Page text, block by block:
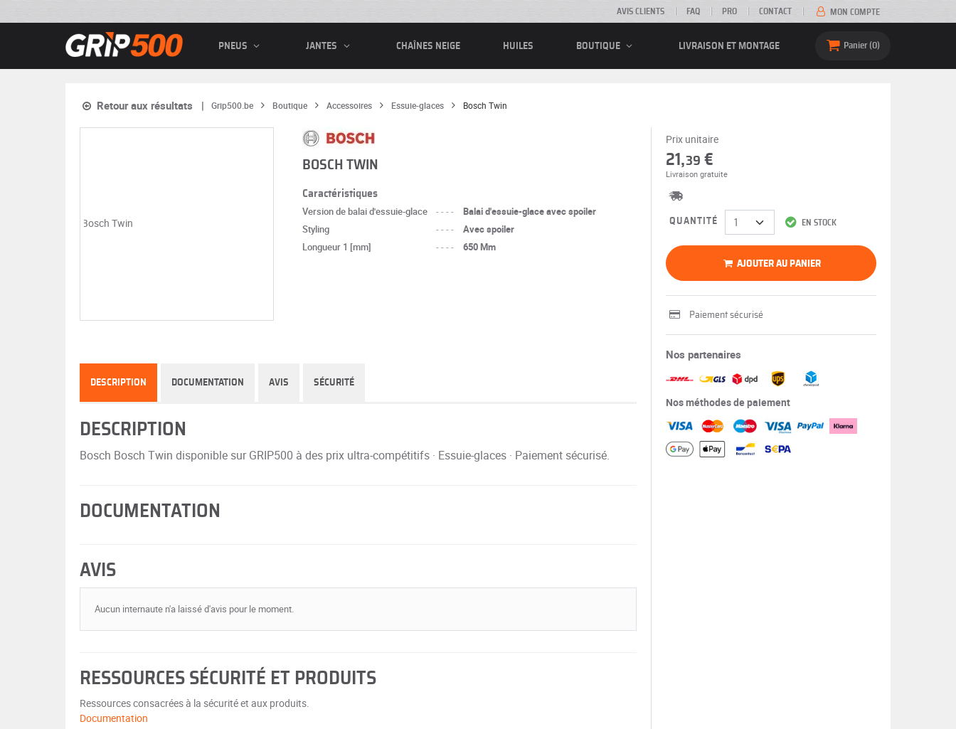
AVIS CLIENTS FAQ PRO CONTACT MON COMPTE
PNEUS JANTES CHAÎNES NEIGE HUILES BOUTIQUE LIVRAISON ET MONTAGE Panier 0
Retour aux résultats Grip500.be Boutique Accessoires Essuie-glaces Bosch Twin
BOSCH TWIN
Caractéristiques
Version de balai d'essuie-glace ----
Balai d'essuie-glace avec spoiler
Styling
----
Avec spoiler
Longueur 1 [mm]
---- 650 Mm
Prix unitaire
21,39 €
Livraison gratuite
EN STOCK
QUANTITÉ
AJOUTER AU PANIER
Paiement sécurisé
Nos partenaires
Nos méthodes de paiement
DESCRIPTION DOCUMENTATION AVIS SÉCURITÉ
DESCRIPTION
Bosch Bosch Twin disponible sur GRIP500 à des prix ultra-compétitifs · Essuie-glaces · Paiement sécurisé.
DOCUMENTATION
AVIS
Aucun internaute n'a laissé d'avis pour le moment.
RESSOURCES SÉCURITÉ ET PRODUITS
Ressources consacrées à la sécurité et aux produits.
Documentation